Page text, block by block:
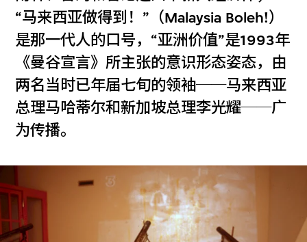
“马来西亚做得到！”（Malaysia Boleh!）
是那一代人的口号，“亚洲价值”是1993年
《曼谷宣言》所主张的意识形态姿态，由
两名当时已年届七旬的领袖──马来西亚
总理马哈蒂尔和新加坡总理李光耀──广
为传播。